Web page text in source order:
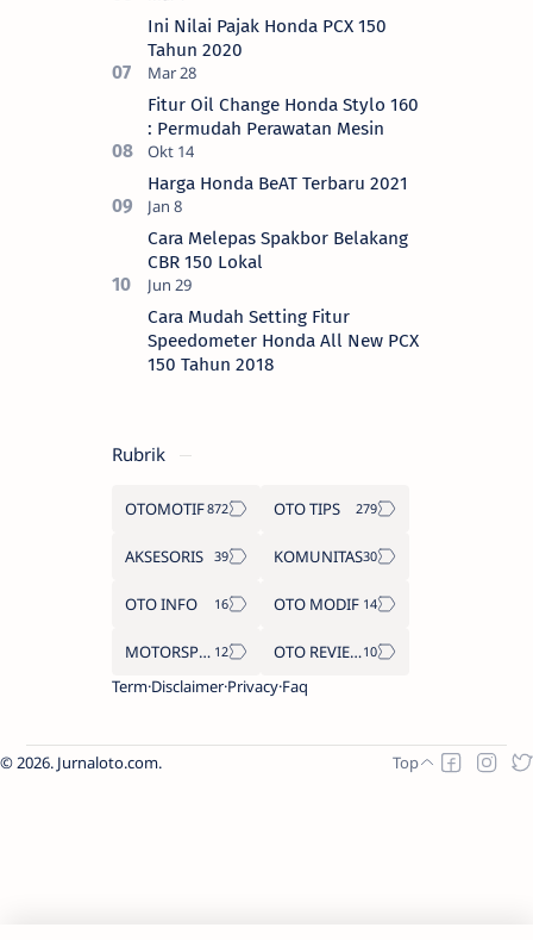
Ini Nilai Pajak Honda PCX 150
Tahun 2020
Fitur Oil Change Honda Stylo 160
: Permudah Perawatan Mesin
Harga Honda BeAT Terbaru 2021
Cara Melepas Spakbor Belakang
CBR 150 Lokal
Cara Mudah Setting Fitur
Speedometer Honda All New PCX
150 Tahun 2018
Rubrik
OTOMOTIF OTO TIPS
AKSESORIS KOMUNITAS
OTO INFO OTO MODIF
MOTORSPORT
OTO REVIEW
Term Disclaimer Privacy Faq
2026. Jurnaloto.com.